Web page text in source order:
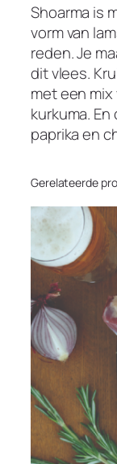
Shoarma is
vorm van
reden. Je
dit vlees.
met een
kurkuma.
paprika en
Gerelateerde